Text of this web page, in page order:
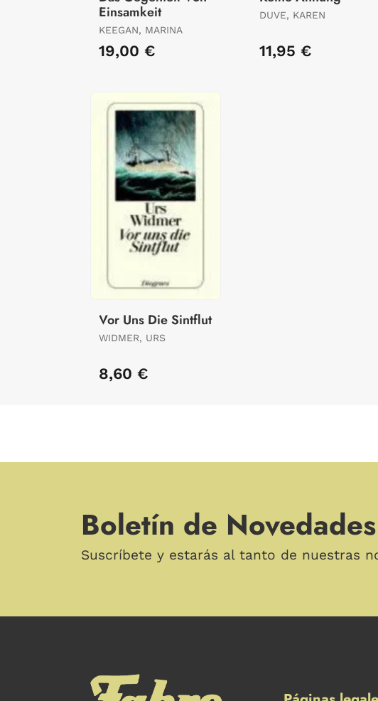
Einsamkeit
KEEGAN, MARINA
19,00 €
DUVE, KAREN
11,95 €
Vor Uns Die Sintflut
WIDMER, URS
8,60 €
Boletín de Novedades
Suscríbete y estarás al tanto de nuestras